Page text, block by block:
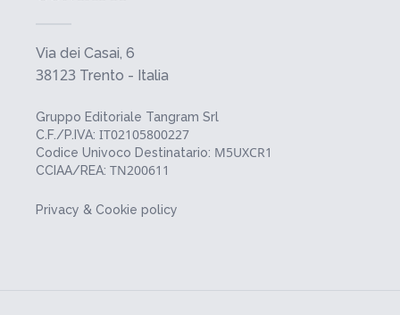
Via dei Casai, 6
38123 Trento - Italia
Gruppo Editoriale Tangram Srl
C.F./P.IVA: IT02105800227
Codice Univoco Destinatario: M5UXCR1
CCIAA/REA: TN200611
Privacy & Cookie policy